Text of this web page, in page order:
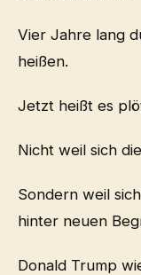
Vier Jahre lang
heißen.
Jetzt heißt es
Nicht weil sich
Sondern weil
hinter neuen
Donald Trump